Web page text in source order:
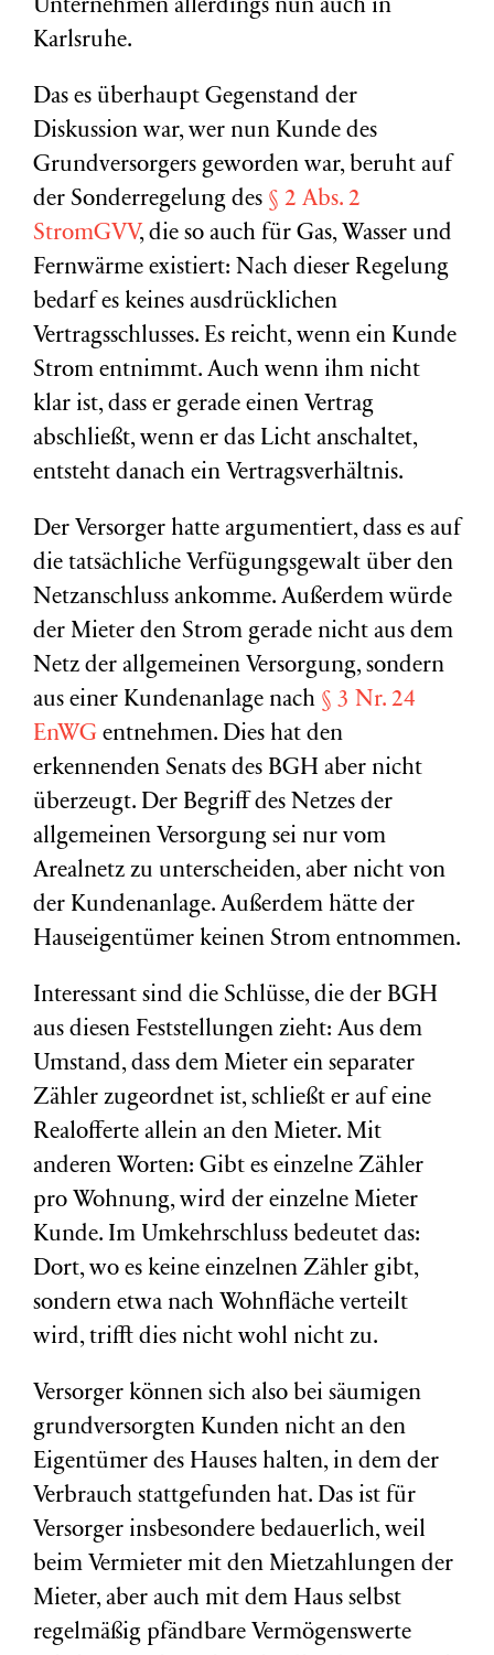
Unternehmen allerdings nun auch in
Karlsruhe.
Das es überhaupt Gegenstand der
Diskussion war, wer nun Kunde des
Grundversorgers geworden war, beruht auf
der Sonderregelung des § 2 Abs. 2
StromGVV, die so auch für Gas, Wasser und
Fernwärme existiert: Nach dieser Regelung
bedarf es keines ausdrücklichen
Vertragsschlusses. Es reicht, wenn ein Kunde
Strom entnimmt. Auch wenn ihm nicht
klar ist, dass er gerade einen Vertrag
abschließt, wenn er das Licht anschaltet,
entsteht danach ein Vertragsverhältnis.
Der Versorger hatte argumentiert, dass es auf
die tatsächliche Verfügungsgewalt über den
Netzanschluss ankomme. Außerdem würde
der Mieter den Strom gerade nicht aus dem
Netz der allgemeinen Versorgung, sondern
aus einer Kundenanlage nach § 3 Nr. 24
EnWG entnehmen. Dies hat den
erkennenden Senats des BGH aber nicht
überzeugt. Der Begriff des Netzes der
allgemeinen Versorgung sei nur vom
Arealnetz zu unterscheiden, aber nicht von
der Kundenanlage. Außerdem hätte der
Hauseigentümer keinen Strom entnommen.
Interessant sind die Schlüsse, die der BGH
aus diesen Feststellungen zieht: Aus dem
Umstand, dass dem Mieter ein separater
Zähler zugeordnet ist, schließt er auf eine
Realofferte allein an den Mieter. Mit
anderen Worten: Gibt es einzelne Zähler
pro Wohnung, wird der einzelne Mieter
Kunde. Im Umkehrschluss bedeutet das:
Dort, wo es keine einzelnen Zähler gibt,
sondern etwa nach Wohnfläche verteilt
wird, trifft dies nicht wohl nicht zu.
Versorger können sich also bei säumigen
grundversorgten Kunden nicht an den
Eigentümer des Hauses halten, in dem der
Verbrauch stattgefunden hat. Das ist für
Versorger insbesondere bedauerlich, weil
beim Vermieter mit den Mietzahlungen der
Mieter, aber auch mit dem Haus selbst
regelmäßig pfändbare Vermögenswerte